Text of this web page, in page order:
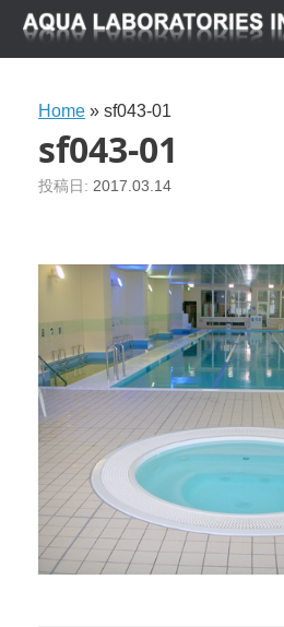
Home » sf043-01
sf043-01
投稿日: 2017.03.14